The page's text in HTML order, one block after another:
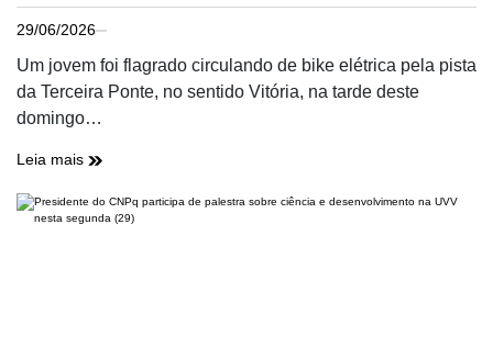
29/06/2026
Um jovem foi flagrado circulando de bike elétrica pela pista
da Terceira Ponte, no sentido Vitória, na tarde deste
domingo…
Leia mais